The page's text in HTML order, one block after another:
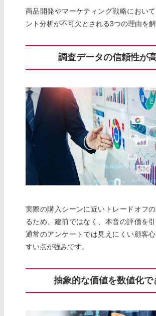
商品開発やマーケティング戦略におい
ント分析が不可欠とされる3つの理由を解
調査データの信頼性が
実際の購入シーンに近いトレードオフ
るため、建前ではなく、本音の評価を引
通常のアンケートでは見えにくい顧客
すい点が強みです。
抽象的な価値を数値化で